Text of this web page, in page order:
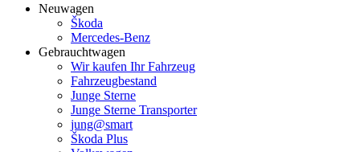
Neuwagen
Škoda
Mercedes-Benz
Gebrauchtwagen
Wir kaufen Ihr Fahrzeug
Fahrzeugbestand
Junge Sterne
Junge Sterne Transporter
jung@smart
Škoda Plus